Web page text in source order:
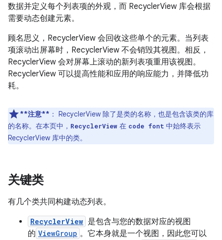
数据并定义每个列表项的外观，而 RecyclerView 库会根据
需要动态创建元素。
顾名思义，RecyclerView 会回收这些单个的元素。 当列表
项滚动出屏幕时，RecyclerView 不会销毁其视图。相反，
RecyclerView 会对屏幕上滚动的新列表项重用该视图。
RecyclerView 可以提高性能和应用的响应能力，并降低功
耗。
**注意** ： RecyclerView 除了是类的名称，也是包含该类的库
的名称。在本页中， RecyclerView 在 code font 中始终表示
RecyclerView 库中的类。
关键类
有几个类共同构建动态列表。
RecyclerView 是包含与您的数据对应的视图
的 ViewGroup 。它本身就是一个视图，因此您可以